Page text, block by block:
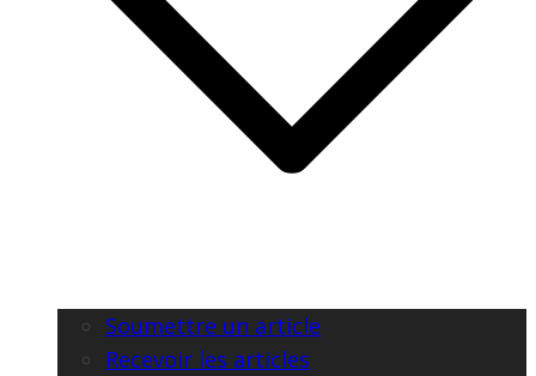
Soumettre un article
Recevoir les articles